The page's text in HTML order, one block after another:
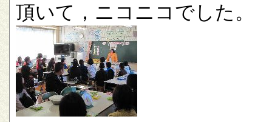
頂いて，ニコニコでした。